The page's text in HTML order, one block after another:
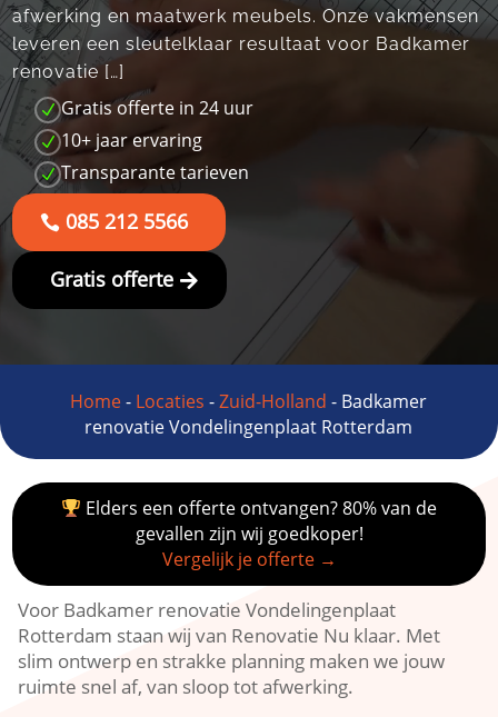
afwerking en maatwerk meubels.​ Onze vakmensen
leveren een sleutelklaar resultaat voor Badkamer
renovatie […]
N Gratis offerte in 24 uur
N 10+ jaar ervaring
N Transparante tarieven
085 212 5566
Gratis offerte
Home- Locaties -Zuid-Holland - Badkamer
renovatie Vondelingenplaat Rotterdam
Elders een offerte ontvangen? 80% van de
gevallen zijn wij goedkoper!
Vergelijk je offerte →
Voor Badkamer renovatie Vondelingenplaat
Rotterdam staan wij van Renovatie Nu klaar.​ Met
slim ontwerp en strakke planning maken we jouw
ruimte snel af, van sloop tot afwerking.​